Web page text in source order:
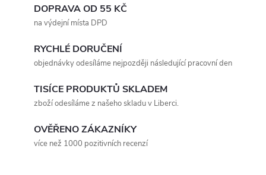
DOPRAVA OD 55 KČ
na výdejní místa DPD
RYCHLÉ DORUČENÍ
objednávky odesíláme nejpozději následující pracovní den
TISÍCE PRODUKTŮ SKLADEM
zboží odesíláme z našeho skladu v Liberci.
OVĚŘENO ZÁKAZNÍKY
více než 1000 pozitivních recenzí